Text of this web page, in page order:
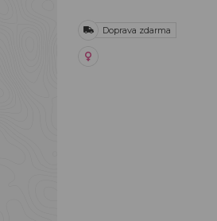
Doprava zdarma